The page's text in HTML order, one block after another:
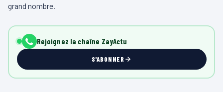
grand nombre.
Rejoignez la chaîne ZayActu
S'ABONNER